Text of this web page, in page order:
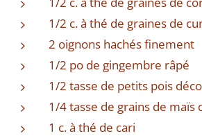
1/2 c. à thé de graines de
2 oignons hachés finement
1/2 po de gingembre râpé
1/2 tasse de petits pois
1/4 tasse de grains de maïs
1 c. à thé de cari